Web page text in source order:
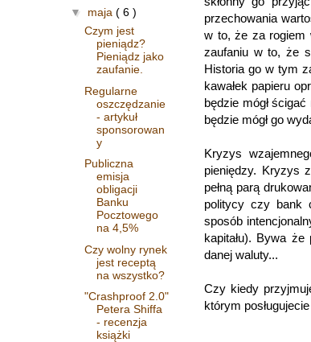
przechowania
w to, że za rogiem
zaufaniu w to, że
Historia go w tym
kawałek papieru
będzie mógł
będzie mógł go
Kryzys
pieniędzy. Kryzys
pełną parą
politycy czy bank
sposób
kapitału). Bywa
danej waluty...
Czy kiedy
którym
▼ maja ( 6 )
Czym jest
pieniądz?
Pieniądz jako
zaufanie.
Regularne
oszczędzanie
- artykuł
sponsorowan
y
Publiczna
emisja
obligacji
Banku
Pocztowego
na 4,5%
Czy wolny rynek
jest receptą
na wszystko?
"Crashproof 2.0"
Petera Shiffa
- recenzja
książki